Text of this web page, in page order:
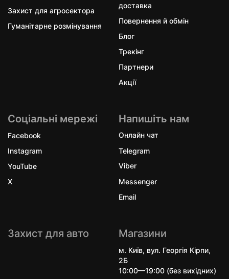
Захист для агросектора
Гуманітарне розмінування
доставка
Повернення й обмін
Блог
Трекінг
Партнери
Акції
Соціальні мережі
Facebook
Instagram
YouTube
X
Напишіть нам
Онлайн чат
Telegram
Viber
Messenger
Email
Захист для авто Магазини
м. Київ, вул. Георгія Кірпи,
2Б
10:00—19:00 (без вихідних)